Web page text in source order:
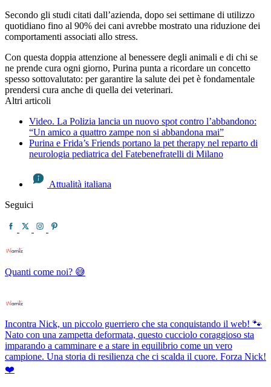
Secondo gli studi citati dall’azienda, dopo sei settimane di utilizzo
quotidiano fino al 90% dei cani avrebbe mostrato una riduzione dei
comportamenti associati allo stress.
Con questa doppia attenzione al benessere degli animali e di chi se
ne prende cura ogni giorno, Purina punta a ricordare un concetto
spesso sottovalutato: per garantire la salute dei pet è fondamentale
prendersi cura anche di quella dei veterinari.
Altri articoli
Video. La Polizia lancia un nuovo spot contro l’abbandono:
“Un amico a quattro zampe non si abbandona mai”
Purina e Frida’s Friends portano la pet therapy nel reparto di
neurologia pediatrica del Fatebenefratelli di Milano
Attualità italiana
Seguici
Quanti come noi? 😅
Incontra Nick, un piccolo guerriero che sta conquistando il web! 🐾
Nato con una zampetta deformata, questo cucciolo coraggioso sta
imparando a camminare e a stare in equilibrio come un vero
campione. Una storia di resilienza che ci scalda il cuore. Forza Nick!
❤️